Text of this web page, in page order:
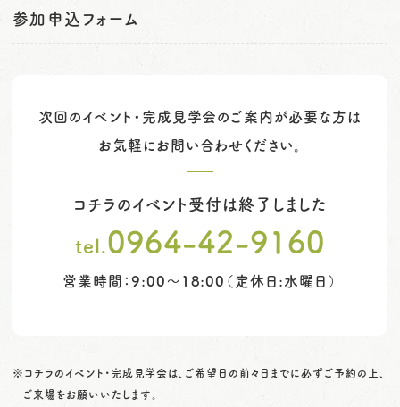
参加申込フォーム
次回のイベント・完成見学会のご案内が必要な方は
お気軽にお問い合わせください。
コチラのイベント受付は終了しました
tel.0964-42-9160
営業時間：9:00～18:00（定休日:水曜日）
※コチラのイベント・完成見学会は、ご希望日の前々日までに必ずご予約の上、
ご来場をお願いいたします。